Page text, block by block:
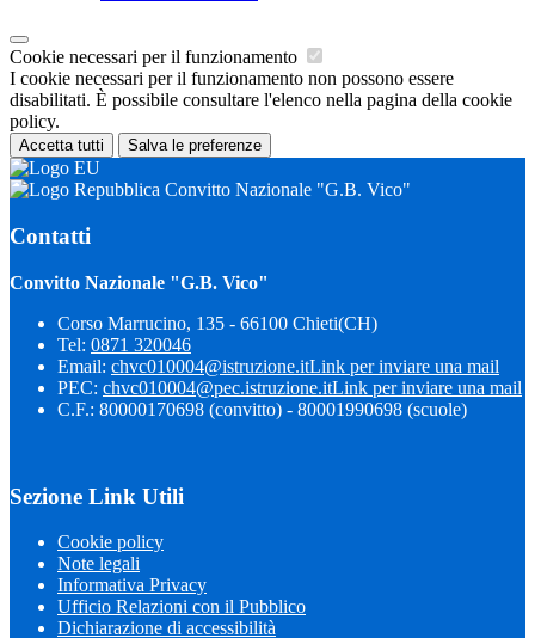
Cookie necessari per il funzionamento
I cookie necessari per il funzionamento non possono essere
disabilitati. È possibile consultare l'elenco nella pagina della cookie
policy.
Accetta tutti Salva le preferenze
Convitto Nazionale "G.B. Vico"
Contatti
Convitto Nazionale "G.B. Vico"
Corso Marrucino, 135 - 66100 Chieti(CH)
Tel: 0871 320046
Email: chvc010004@istruzione.itLink per inviare una mail
PEC: chvc010004@pec.istruzione.itLink per inviare una mail
C.F.: 80000170698 (convitto) - 80001990698 (scuole)
Sezione Link Utili
Cookie policy
Note legali
Informativa Privacy
Ufficio Relazioni con il Pubblico
Dichiarazione di accessibilità